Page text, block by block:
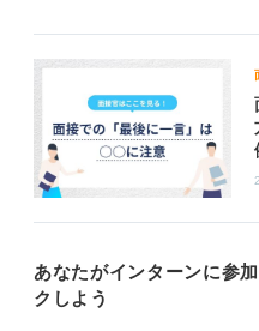
される可能性はあります
璧であれば、これだけで不
質問がない場合は、追加
てくださいね。
あなたがインターンに参
クしよう